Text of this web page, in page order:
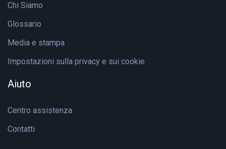
Chi Siamo
Glossario
Media e stampa
Impostazioni sulla privacy e sui cookie
Aiuto
Centro assistenza
Contatti